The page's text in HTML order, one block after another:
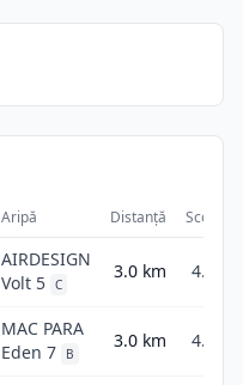
Aripă Distanță Scor
AIRDESIGN
Volt 5 C
3.0 km 4.8
MAC PARA
Eden 7
B
3.0 km 4.7